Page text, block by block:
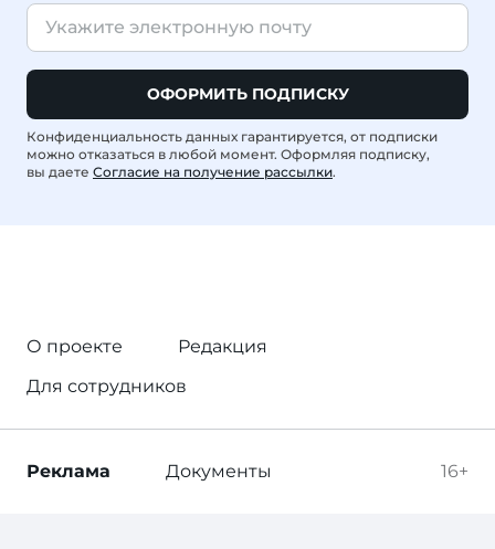
ОФОРМИТЬ ПОДПИСКУ
Конфиденциальность данных гарантируется, от подписки
можно отказаться в любой момент. Оформляя подписку,
вы даете Согласие на получение рассылки.
О проекте
Редакция
Для сотрудников
16+
Реклама Документы